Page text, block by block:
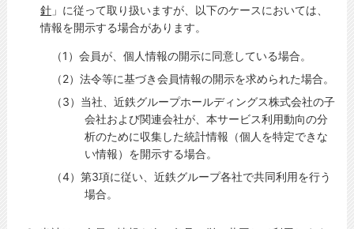
針 」に従って取り扱いますが、以下のケースにおいては、
情報を開示する場合があります。
（1）会員が、個人情報の開示に同意している場合。
（2）法令等に基づき会員情報の開示を求められた場合。
（3）当社、近鉄グループホールディングス株式会社の子
会社および関連会社が、本サービス利用動向の分
析のために収集した統計情報（個人を特定できな
い情報）を開示する場合。
（4）第3項に従い、近鉄グループ各社で共同利用を行う
場合。